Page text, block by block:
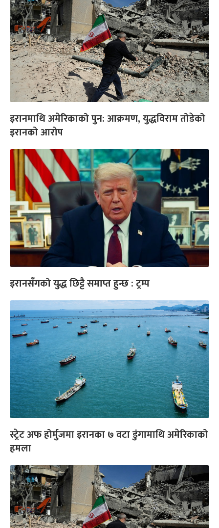
इरानमाथि अमेरिकाको पुन: आक्रमण, युद्धविराम तोडेको
इरानको आरोप
इरानसँगको युद्ध छिट्टै समाप्त हुन्छ : ट्रम्प
स्ट्रेट अफ होर्मुजमा इरानका ७ वटा डुंगामाथि अमेरिकाको
हमला